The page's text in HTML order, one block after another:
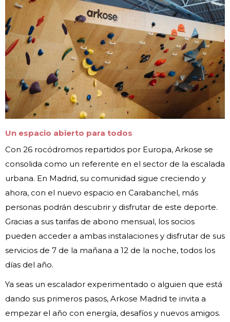
Un espacio abierto para todos
Con 26 rocódromos repartidos por Europa, Arkose se
consolida como un referente en el sector de la escalada
urbana. En Madrid, su comunidad sigue creciendo y
ahora, con el nuevo espacio en Carabanchel, más
personas podrán descubrir y disfrutar de este deporte.
Gracias a sus tarifas de abono mensual, los socios
pueden acceder a ambas instalaciones y disfrutar de sus
servicios de 7 de la mañana a 12 de la noche, todos los
días del año.
Ya seas un escalador experimentado o alguien que está
dando sus primeros pasos, Arkose Madrid te invita a
empezar el año con energía, desafíos y nuevos amigos.